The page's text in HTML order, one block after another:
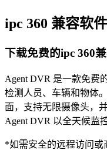
ipc 360 兼容软
下载免费的ipc 360
Agent DVR 是一款免费
检测人员、车辆和物体
面，支持无限摄像头，
Agent DVR 以全天候监
*如需安全的远程访问或